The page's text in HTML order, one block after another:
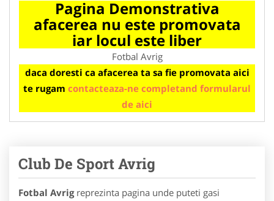
Pagina Demonstrativa
afacerea nu este promovata
iar locul este liber
Fotbal Avrig
daca doresti ca afacerea ta sa fie promovata aici
te rugam contacteaza-ne completand formularul
de aici
Club De Sport Avrig
Fotbal Avrigreprezinta pagina unde puteti gasi